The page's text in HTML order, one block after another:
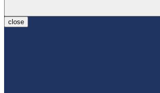
close